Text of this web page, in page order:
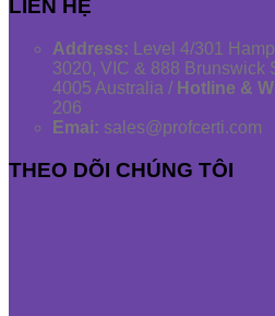
LIÊN HỆ
Address: Level 4/301
3020, VIC & 888 Brunswick
4005 Australia / Hotline &
206
Emai: sales@profcerti.com
THEO DÕI CHÚNG TÔI